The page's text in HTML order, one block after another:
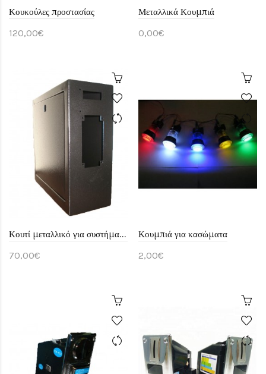
Κουκούλες προστασίας
120,00€
Μεταλλικά Κουμπιά
0,00€
Κουτί μεταλλικό για συστήματα χρονοχρέωσης
70,00€
Κουμπιά για κασώματα
2,00€